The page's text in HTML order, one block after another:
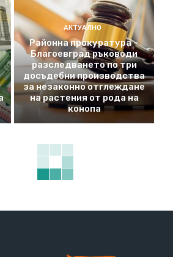
АКТУАЛНО
Районна прокуратура –
Благоевград ръководи
разследването по три
досъдебни производства
за незаконно отглеждане
на растения от рода на
конопа